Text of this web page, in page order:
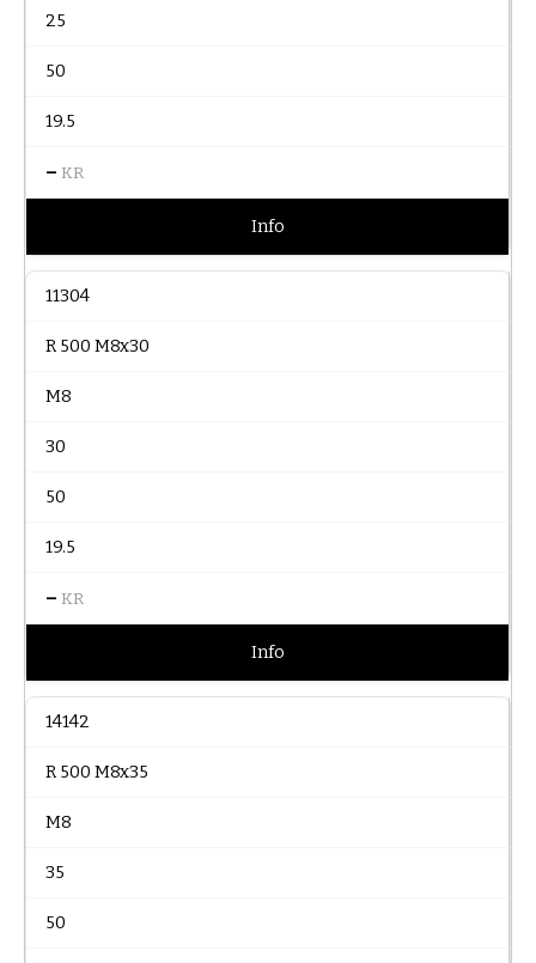
25
50
19.5
– KR
Info
11304
R 500 M8x30
M8
30
50
19.5
– KR
Info
14142
R 500 M8x35
M8
35
50